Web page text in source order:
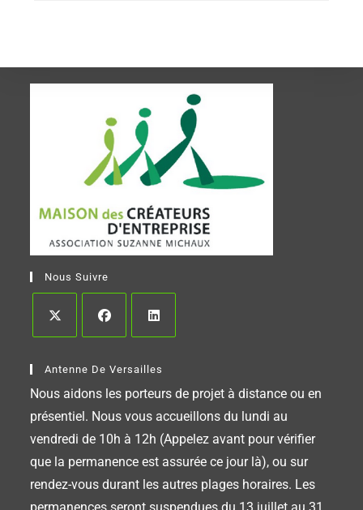
Nous Suivre
Antenne De Versailles
Nous aidons les porteurs de projet à distance ou en
présentiel. Nous vous accueillons du lundi au
vendredi de 10h à 12h (Appelez avant pour vérifier
que la permanence est assurée ce jour là), ou sur
rendez-vous durant les autres plages horaires. Les